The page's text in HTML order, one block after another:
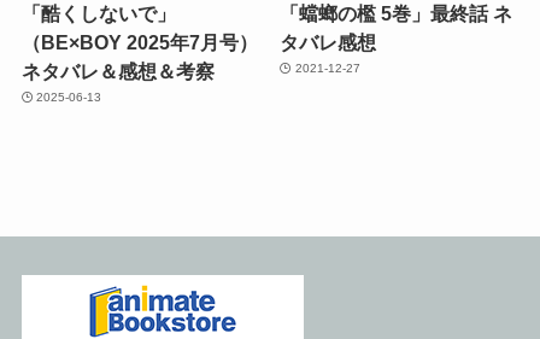
「酷くしないで」
（BE×BOY 2025年7月号）
ネタバレ＆感想＆考察
2025-06-13
「蟷螂の檻 5巻」最終話 ネ
タバレ感想
2021-12-27